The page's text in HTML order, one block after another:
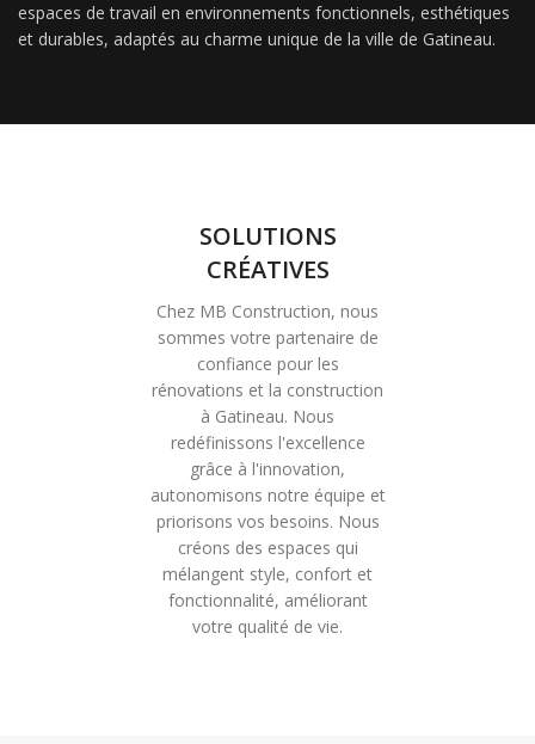
espaces de travail en environnements fonctionnels, esthétiques
et durables, adaptés au charme unique de la ville de Gatineau.
SOLUTIONS
CRÉATIVES
Chez MB Construction, nous
sommes votre partenaire de
confiance pour les
rénovations et la construction
à Gatineau. Nous
redéfinissons l'excellence
grâce à l'innovation,
autonomisons notre équipe et
priorisons vos besoins. Nous
créons des espaces qui
mélangent style, confort et
fonctionnalité, améliorant
votre qualité de vie.